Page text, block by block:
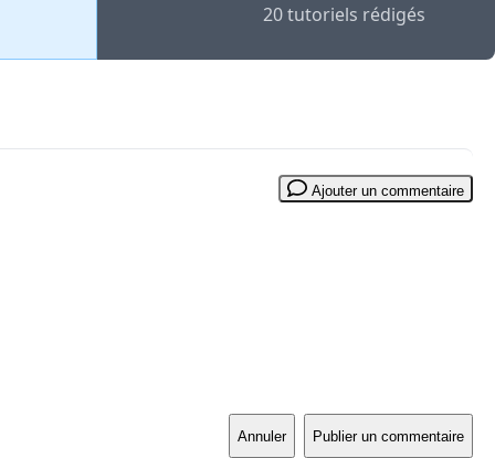
20 tutoriels rédigés
Ajouter un commentaire
Annuler Publier un commentaire